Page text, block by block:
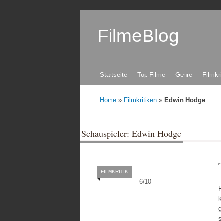
FilmeBlog
Zum Inhalt springen
Startseite Top Filme Genre
Home » Filmkritiken » Edwin Hodge
Schauspieler: Edwin Hodge
6/10
FILMKRITIK